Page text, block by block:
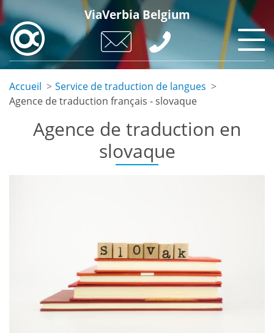
Skip
to
main
content
ViaVerbia Belgium
Accueil
Service de traduction de langues
Agence de traduction français - slovaque
Agence de traduction en
slovaque